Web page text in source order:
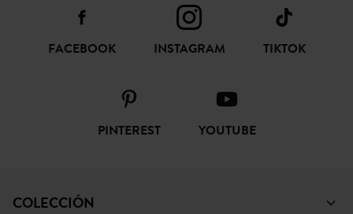
FACEBOOK INSTAGRAM TIKTOK
PINTEREST YOUTUBE
COLECCIÓN